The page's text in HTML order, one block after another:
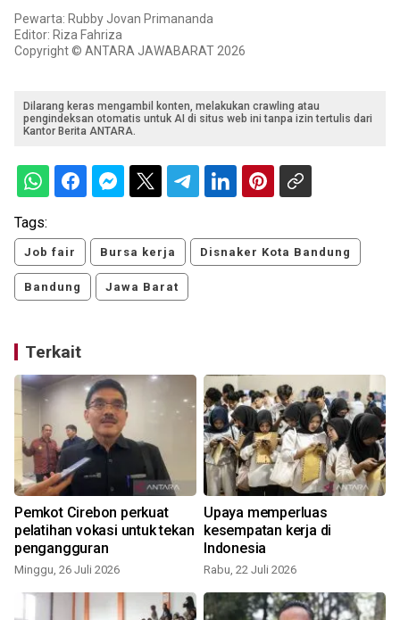
Pewarta: Rubby Jovan Primananda
Editor: Riza Fahriza
Copyright © ANTARA JAWABARAT 2026
Dilarang keras mengambil konten, melakukan crawling atau
pengindeksan otomatis untuk AI di situs web ini tanpa izin tertulis dari
Kantor Berita ANTARA.
Tags:
Job fair Bursa kerja Disnaker Kota Bandung
Bandung Jawa Barat
Terkait
Pemkot Cirebon perkuat
pelatihan vokasi untuk tekan
pengangguran
Minggu, 26 Juli 2026
Upaya memperluas
kesempatan kerja di
Indonesia
Rabu, 22 Juli 2026